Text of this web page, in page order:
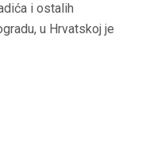
i ostalih
u Hrvatskoj je